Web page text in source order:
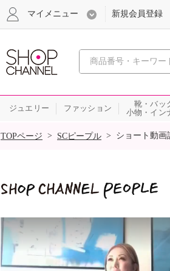
心おどる、
マイメニュー 新規会員登録
ジュエリー ファッション
靴・バッ
小物・イン
SALE
TOPページ > SCピープル > ショート動画